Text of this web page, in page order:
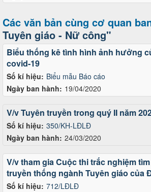
Các văn bản cùng cơ quan
Tuyên giáo - Nữ công"
Số kí hiệu: Biểu mẫu Báo cáo
Ngày ban hành: 19/04/2020
Biểu thống kê tình hình ảnh hưởng
covid-19
Số kí hiệu: 350/KH-LĐLĐ
Ngày ban hành: 24/03/2020
V/v Tuyên truyền trong quý II năm
Số kí hiệu: 712/LĐLĐ
V/v tham gia Cuộc thi trắc nghiệm
truyền thống ngành Tuyên giáo của